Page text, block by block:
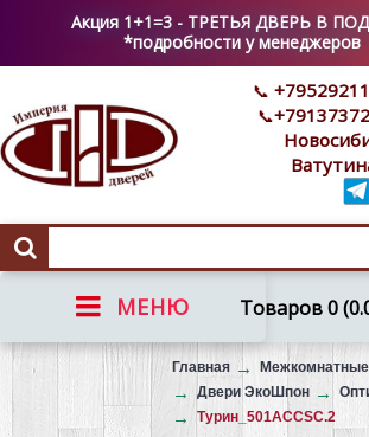
Акция 1+1=3 - ТРЕТЬЯ ДВЕРЬ В
*подробности у менеджеров
Товаров 0
МЕНЮ
Вызов на замер Главная
Двери ЭкоШпон
Турин_501АССSC.2